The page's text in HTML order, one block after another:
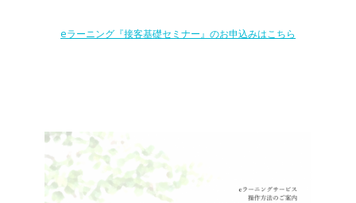
eラーニング『接客基礎セミナー』のお申込みはこちら